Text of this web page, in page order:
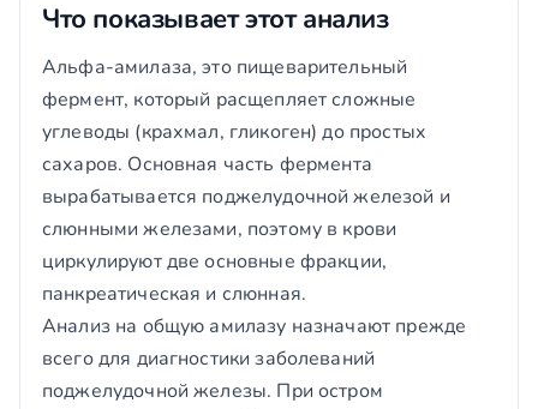
Что показывает этот анализ
Альфа-амилаза, это пищеварительный
фермент, который расщепляет сложные
углеводы (крахмал, гликоген) до простых
сахаров. Основная часть фермента
вырабатывается поджелудочной железой и
слюнными железами, поэтому в крови
циркулируют две основные фракции,
панкреатическая и слюнная.
Анализ на общую амилазу назначают прежде
всего для диагностики заболеваний
поджелудочной железы. При остром